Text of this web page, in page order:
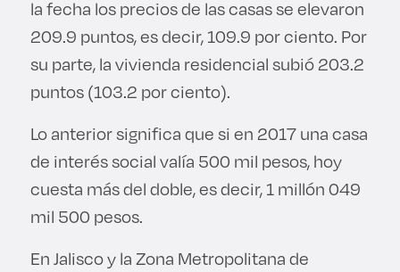
la fecha los precios de las casas se elevaron
209.9 puntos, es decir, 109.9 por ciento. Por
su parte, la vivienda residencial subió 203.2
puntos (103.2 por ciento).
Lo anterior significa que si en 2017 una casa
de interés social valía 500 mil pesos, hoy
cuesta más del doble, es decir, 1 millón 049
mil 500 pesos.
En Jalisco y la Zona Metropolitana de